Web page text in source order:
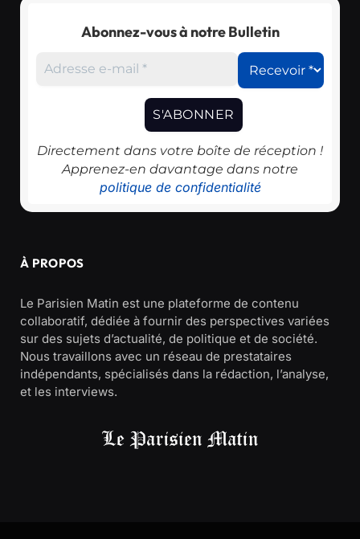
Abonnez-vous à notre Bulletin
Directement dans votre boîte de réception !
Apprenez-en davantage dans notre
politique de confidentialité
À PROPOS
Le Parisien Matin est une plateforme de contenu
collaboratif, dédiée à fournir des perspectives variées
sur des sujets d’actualité, de politique et de société.
Nous travaillons avec un réseau de prestataires
indépendants, spécialisés dans la rédaction, l’analyse,
et les interviews.